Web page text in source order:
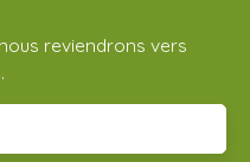
reviendrons vers